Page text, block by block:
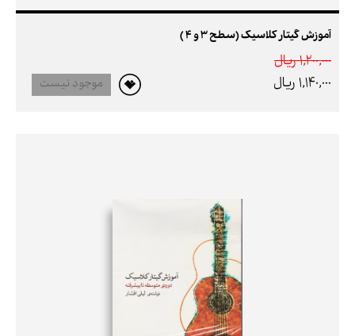
آموزش گیتار کلاسیک (سطح 3 و 4 )
1,200,000 ريال
1,140,000 ريال
موجود نیست